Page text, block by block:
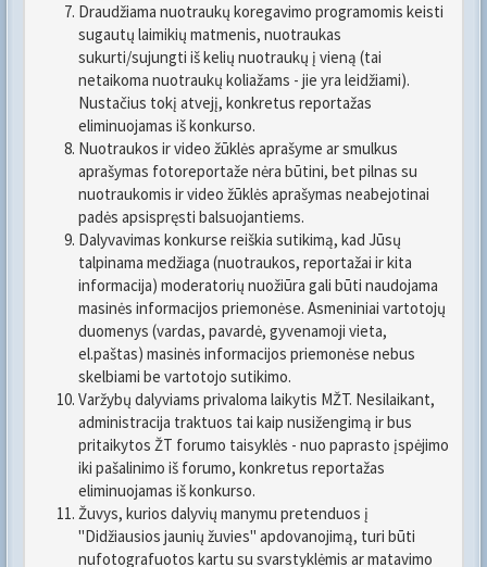
Draudžiama nuotraukų koregavimo programomis keisti
sugautų laimikių matmenis, nuotraukas
sukurti/sujungti iš kelių nuotraukų į vieną (tai
netaikoma nuotraukų koliažams - jie yra leidžiami).
Nustačius tokį atvejį, konkretus reportažas
eliminuojamas iš konkurso.
Nuotraukos ir video žūklės aprašyme ar smulkus
aprašymas fotoreportaže nėra būtini, bet pilnas su
nuotraukomis ir video žūklės aprašymas neabejotinai
padės apsispręsti balsuojantiems.
Dalyvavimas konkurse reiškia sutikimą, kad Jūsų
talpinama medžiaga (nuotraukos, reportažai ir kita
informacija) moderatorių nuožiūra gali būti naudojama
masinės informacijos priemonėse. Asmeniniai vartotojų
duomenys (vardas, pavardė, gyvenamoji vieta,
el.paštas) masinės informacijos priemonėse nebus
skelbiami be vartotojo sutikimo.
Varžybų dalyviams privaloma laikytis MŽT. Nesilaikant,
administracija traktuos tai kaip nusižengimą ir bus
pritaikytos ŽT forumo taisyklės - nuo paprasto įspėjimo
iki pašalinimo iš forumo, konkretus reportažas
eliminuojamas iš konkurso.
Žuvys, kurios dalyvių manymu pretenduos į
"Didžiausios jaunių žuvies" apdovanojimą, turi būti
nufotografuotos kartu su svarstyklėmis ar matavimo